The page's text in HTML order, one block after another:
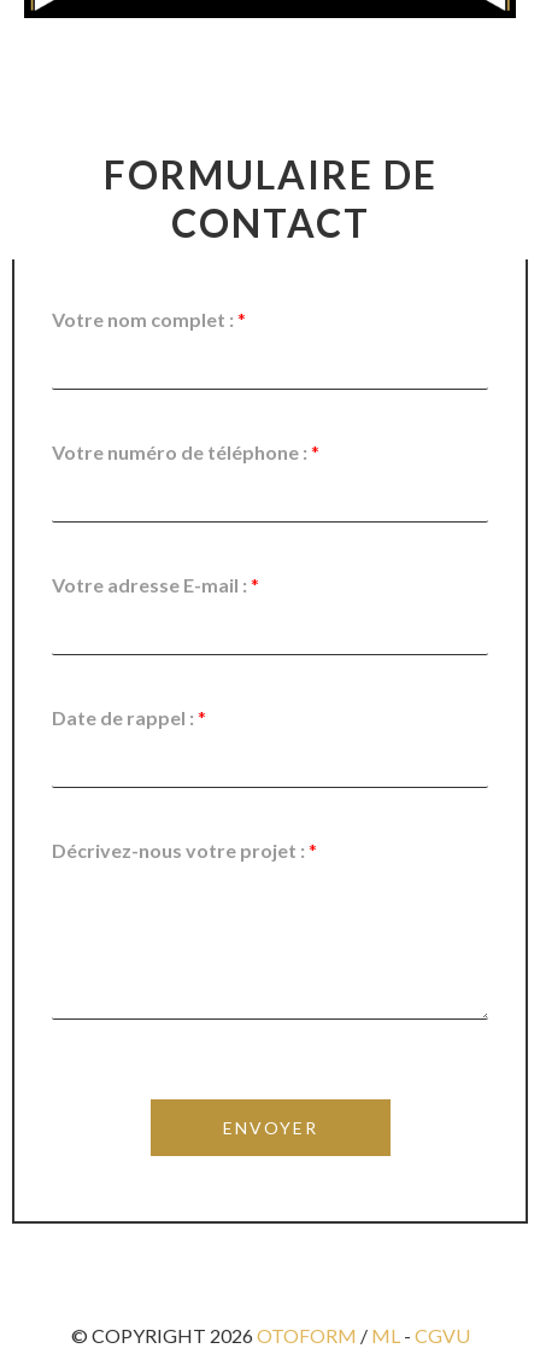
FORMULAIRE DE
CONTACT
Votre nom complet : *
Votre numéro de téléphone : *
Votre adresse E-mail : *
Date de rappel : *
Décrivez-nous votre projet : *
ENVOYER
© COPYRIGHT 2026OTOFORM / ML - CGVU